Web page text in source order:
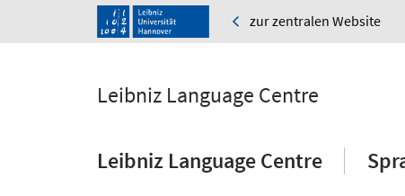
zur zentralen Website
Leibniz Language Centre
Leibniz Language Centre